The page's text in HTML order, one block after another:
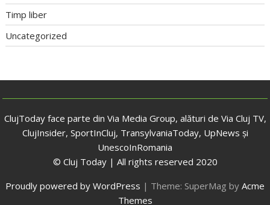
Timp liber
Uncategorized
ClujToday face parte din Via Media Group, alături de Via Cluj TV,
ClujInsider, SportInCluj, TransylvaniaToday, UpNews și
UnescoInRomania
© Cluj Today | All rights reserved 2020
Proudly powered by WordPress | Theme: SuperMag by Acme
Themes